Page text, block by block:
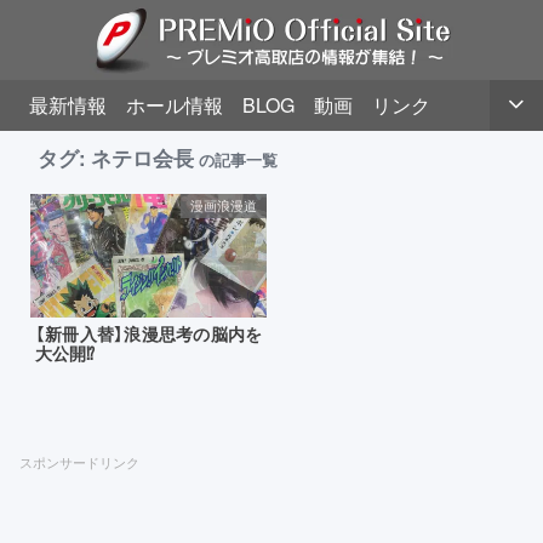
最新情報 ホール情報 BLOG 動画
リンク
タグ: ネテロ会長 の記事一覧
【新冊入替】浪漫思考の脳内を
大公開⁉
漫画浪漫道
スポンサードリンク